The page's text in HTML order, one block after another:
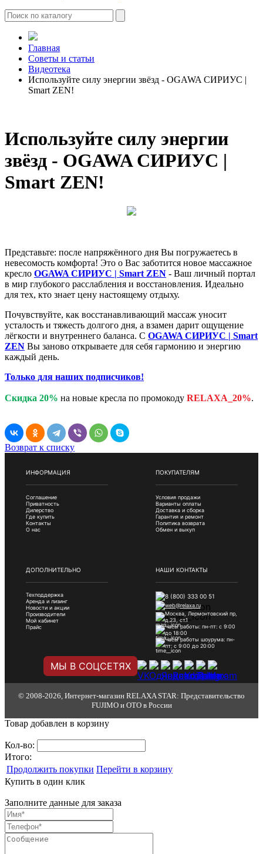
Главная
Советы и статьи
Видеотека
Используйте силу энергии звёзд - OGAWA СИРИУС |
Smart ZEN!
Используйте силу энергии
звёзд - OGAWA СИРИУС |
Smart ZEN!
Представьте: после напряжённого дня Вы погружаетесь в
невесомость комфорта! Это о Вас заботится новое массажное
кресло OGAWA СИРИУС | Smart ZEN - Ваш личный портал
в мир глубокого расслабления и восстановления. Идеально
для тех, кто знает цену настоящему отдыху.
Почувствуйте, как восстанавливающий массаж уносит
усталость и тяжесть долгого дня, а взамен дарит ощущение
лёгкости и внутреннего баланса. С OGAWA СИРИУС | Smart
ZEN Вы заново открываете для себя гармонию и энергию
каждый день.
Только для наших подписчиков!
Скидка 20% на новые кресла по промокоду RELAXA_20%.
Возврат к списку
ИНФОРМАЦИЯ
Соглашение
Приватность
Дилерство
Где купить
Контакты
О нас
ПОКУПАТЕЛЯМ
Условия продажи
Варианты оплаты
Доставка и сборка
Гарантия и ремонт
Политика возврата
Обмен и выкуп
ДОПОЛНИТЕЛЬНО
Техподдержка
Аренда и лизинг
Новости и акции
Производители
Мой кабинет
Прайс
НАШИ КОНТАКТЫ
8 (800) 333 00 51
web@relaxa.ru
Москва, Лермонтовский пр,
д.23, ст.1
Часы работы: пн-пт: с 9:00
до 18:00
Часы работы шоурума: пн-
пт: с 9:00 до 20:00
МЫ В СОЦСЕТЯХ
© 2008-2026, Интернет-магазин RELAXA STAR: Представительство
FUJIMO и OTO в России
Товар добавлен в корзину
Кол-во:
Итого:
Продолжить покупки Перейти в корзину
Купить в один клик
Заполните данные для заказа